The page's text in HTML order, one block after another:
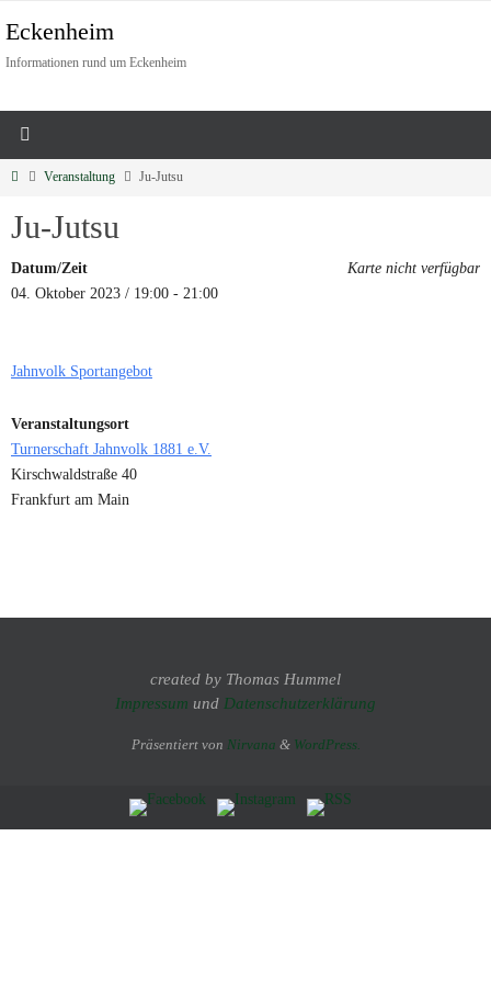
Eckenheim
Informationen rund um Eckenheim
Veranstaltung Ju-Jutsu
Ju-Jutsu
Karte nicht verfügbar
Datum/Zeit
04. Oktober 2023 / 19:00 - 21:00
Jahnvolk Sportangebot
Veranstaltungsort
Turnerschaft Jahnvolk 1881 e.V.
Kirschwaldstraße 40
Frankfurt am Main
created by Thomas Hummel
Impressum und Datenschutzerklärung
Präsentiert von Nirvana & WordPress.